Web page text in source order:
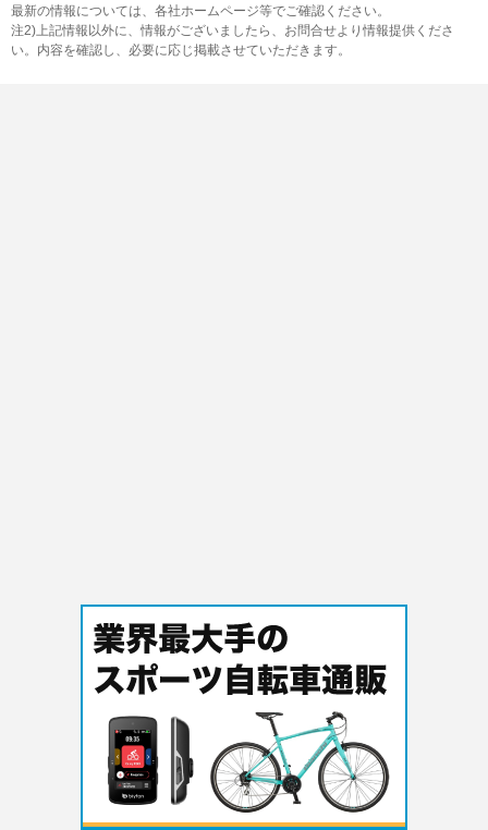
最新の情報については、各社ホームページ等でご確認ください。
注2)上記情報以外に、情報がございましたら、お問合せより情報提供くださ
い。内容を確認し、必要に応じ掲載させていただきます。